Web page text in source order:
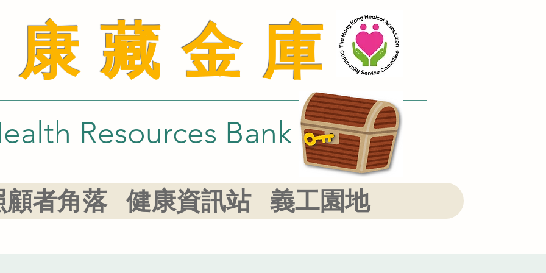
康藏金庫
Resources Bank
顧者角落 健康資訊站 義工園地